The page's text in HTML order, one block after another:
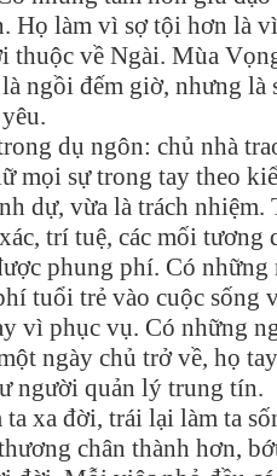
Họ làm vì sợ tội hơn là
thuộc về Ngài. Mùa
ngồi đếm giờ, nhưng
dụ ngôn: chủ nhà
mọi sự trong tay theo
dự, vừa là trách
trí tuệ, các mối tương
phung phí. Có
tuổi trẻ vào cuộc sống
vì phục vụ. Có những
ngày chủ trở về, họ
người quản lý trung tín.
xa đời, trái lại làm ta
chân thành hơn,